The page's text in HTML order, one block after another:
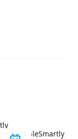
SDK SaleSmartly